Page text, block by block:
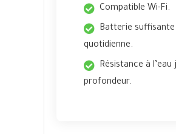
Compatible Wi-Fi.
Batterie
quotidienne.
Résistance à
profondeur.